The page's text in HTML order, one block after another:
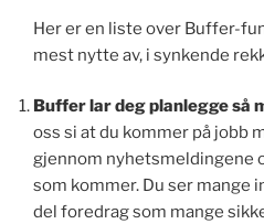
Her er en liste over Buffer-
mest nytte av, i synkende
Buffer lar deg planlegge så
oss si at du kommer på jobb
gjennom nyhetsmeldingene
som kommer. Du ser mange
del foredrag som mange